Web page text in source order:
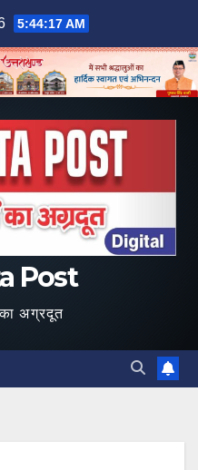
5:44:18 AM
Post
अग्रदूत